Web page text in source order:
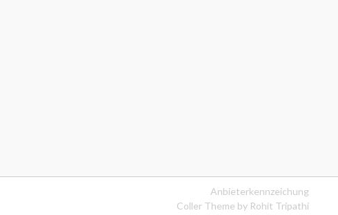
Anbieterkennzeichung
Coller Theme by Rohit Tripathi